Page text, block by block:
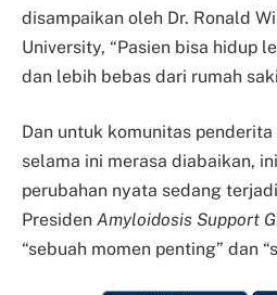
disampaikan oleh Dr. Ronald
University, “Pasien bisa hidup
dan lebih bebas dari rumah
Dan untuk komunitas
selama ini merasa diabaikan,
perubahan nyata sedang
Presiden Amyloidosis Support
“sebuah momen penting” dan